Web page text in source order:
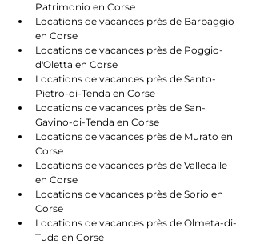
Patrimonio en Corse
Locations de vacances près de Barbaggio
en Corse
Locations de vacances près de Poggio-
d'Oletta en Corse
Locations de vacances près de Santo-
Pietro-di-Tenda en Corse
Locations de vacances près de San-
Gavino-di-Tenda en Corse
Locations de vacances près de Murato en
Corse
Locations de vacances près de Vallecalle
en Corse
Locations de vacances près de Sorio en
Corse
Locations de vacances près de Olmeta-di-
Tuda en Corse